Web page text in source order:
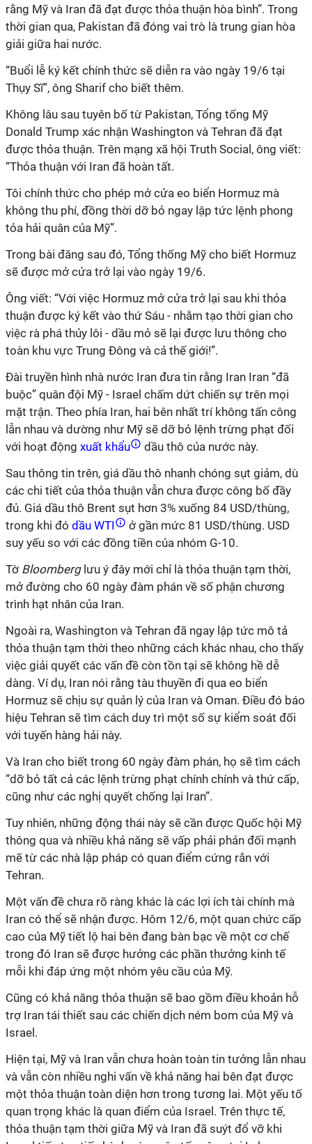
rằng Mỹ và Iran đã đạt được thỏa thuận hòa bình”. Trong
thời gian qua, Pakistan đã đóng vai trò là trung gian hòa
giải giữa hai nước.
“Buổi lễ ký kết chính thức sẽ diễn ra vào ngày 19/6 tại
Thụy Sĩ”, ông Sharif cho biết thêm.
Không lâu sau tuyên bố từ Pakistan, Tổng tống Mỹ
Donald Trump xác nhận Washington và Tehran đã đạt
được thỏa thuận. Trên mạng xã hội Truth Social, ông viết:
“Thỏa thuận với Iran đã hoàn tất.
Tôi chính thức cho phép mở cửa eo biển Hormuz mà
không thu phí, đồng thời dỡ bỏ ngay lập tức lệnh phong
tỏa hải quân của Mỹ”.
Trong bài đăng sau đó, Tổng thống Mỹ cho biết Hormuz
sẽ được mở cửa trở lại vào ngày 19/6.
Ông viết: “Với việc Hormuz mở cửa trở lại sau khi thỏa
thuận được ký kết vào thứ Sáu - nhằm tạo thời gian cho
việc rà phá thủy lôi - dầu mỏ sẽ lại được lưu thông cho
toàn khu vực Trung Đông và cả thế giới!”.
Đài truyền hình nhà nước Iran đưa tin rằng Iran Iran “đã
buộc” quân đội Mỹ - Israel chấm dứt chiến sự trên mọi
mặt trận. Theo phía Iran, hai bên nhất trí không tấn công
lẫn nhau và dường như Mỹ sẽ dỡ bỏ lệnh trừng phạt đối
với hoạt động xuất khẩu
dầu thô của nước này.
Sau thông tin trên, giá dầu thô nhanh chóng sụt giảm, dù
các chi tiết của thỏa thuận vẫn chưa được công bố đầy
đủ. Giá dầu thô Brent sụt hơn 3% xuống 84 USD/thùng,
trong khi đó dầu WTI
ở gần mức 81 USD/thùng. USD
suy yếu so với các đồng tiền của nhóm G-10.
Tờ Bloomberglưu ý đây mới chỉ là thỏa thuận tạm thời,
mở đường cho 60 ngày đàm phán về số phận chương
trình hạt nhân của Iran.
Ngoài ra, Washington và Tehran đã ngay lập tức mô tả
thỏa thuận tạm thời theo những cách khác nhau, cho thấy
việc giải quyết các vấn đề còn tồn tại sẽ không hề dễ
dàng. Ví dụ, Iran nói rằng tàu thuyền đi qua eo biển
Hormuz sẽ chịu sự quản lý của Iran và Oman. Điều đó báo
hiệu Tehran sẽ tìm cách duy trì một số sự kiểm soát đối
với tuyến hàng hải này.
Và Iran cho biết trong 60 ngày đàm phán, họ sẽ tìm cách
“dỡ bỏ tất cả các lệnh trừng phạt chính chính và thứ cấp,
cũng như các nghị quyết chống lại Iran”.
Tuy nhiên, những động thái này sẽ cần được Quốc hội Mỹ
thông qua và nhiều khả năng sẽ vấp phải phản đối mạnh
mẽ từ các nhà lập pháp có quan điểm cứng rắn với
Tehran.
Một vấn đề chưa rõ ràng khác là các lợi ích tài chính mà
Iran có thể sẽ nhận được. Hôm 12/6, một quan chức cấp
cao của Mỹ tiết lộ hai bên đang bàn bạc về một cơ chế
trong đó Iran sẽ được hưởng các phần thưởng kinh tế
mỗi khi đáp ứng một nhóm yêu cầu của Mỹ.
Cũng có khả năng thỏa thuận sẽ bao gồm điều khoản hỗ
trợ Iran tái thiết sau các chiến dịch ném bom của Mỹ và
Israel.
Hiện tại, Mỹ và Iran vẫn chưa hoàn toàn tin tưởng lẫn nhau
và vẫn còn nhiều nghi vấn về khả năng hai bên đạt được
một thỏa thuận toàn diện hơn trong tương lai. Một yếu tố
quan trọng khác là quan điểm của Israel . Trên thực tế,
thỏa thuận tạm thời giữa Mỹ và Iran đã suýt đổ vỡ khi